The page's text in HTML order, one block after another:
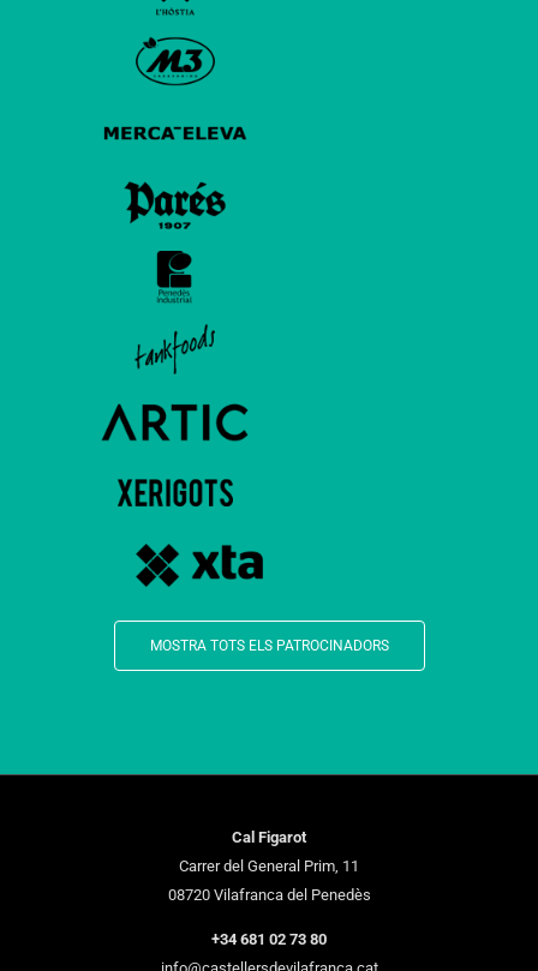
MOSTRA TOTS ELS PATROCINADORS
Cal Figarot
Carrer del General Prim, 11
08720 Vilafranca del Penedès
+34 681 02 73 80